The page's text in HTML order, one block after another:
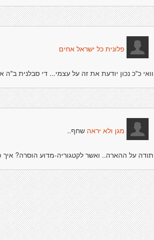
פלונית כל ישראל אחים
וואי כ"כ נכון יודעת את זה על עצמי... די סבלנית
מגן ולא יראה שחף..
תודה על ההארה.. ואשר לקטגוריה-מדוע הוסרה? איך